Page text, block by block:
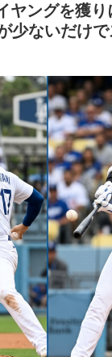
ウマになった日本
籍させない?」中
億円要求でまさかの
音がこれ！【海外の
震度6強の地震、そ
をご覧ください」→
は韓国も見習わない
なく韓国の医療関係
熊本地震】
本、あらゆる面を
は指標的には運がい
？ → 「ランナーを
」「日本にいた時か
ヤングを獲り
少ないだけ